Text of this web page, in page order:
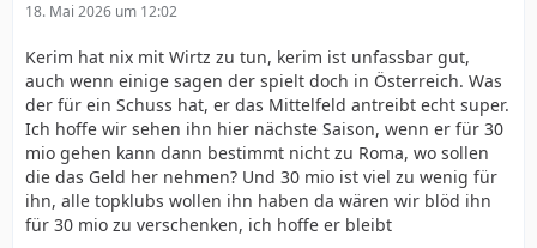
18. Mai 2026 um 12:02
Kerim hat nix mit Wirtz zu tun, kerim ist unfassbar gut,
auch wenn einige sagen der spielt doch in Österreich. Was
der für ein Schuss hat, er das Mittelfeld antreibt echt super.
Ich hoffe wir sehen ihn hier nächste Saison, wenn er für 30
mio gehen kann dann bestimmt nicht zu Roma, wo sollen
die das Geld her nehmen? Und 30 mio ist viel zu wenig für
ihn, alle topklubs wollen ihn haben da wären wir blöd ihn
für 30 mio zu verschenken, ich hoffe er bleibt